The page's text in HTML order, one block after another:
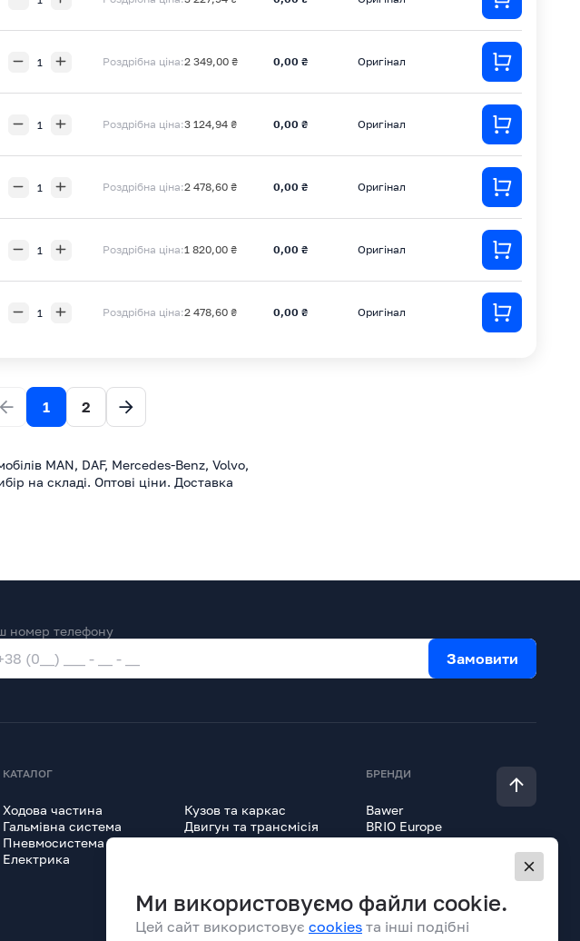
Роздрібна ціна:2 349,00 ₴ 0,00 ₴ Оригінал
Роздрібна ціна:3 124,94 ₴ 0,00 ₴ Оригінал
Роздрібна ціна:2 478,60 ₴ 0,00 ₴ Оригінал
Роздрібна ціна:1 820,00 ₴ 0,00 ₴ Оригінал
Роздрібна ціна:2 478,60 ₴ 0,00 ₴ Оригінал
1 2
MAN, DAF, Mercedes-Benz, Volvo,
на складі. Оптові ціни. Доставка
номер телефону
Замовити
КАТАЛОГ
Ходова частина
Гальмівна система
Пневмосистема
Електрика
Кузов та каркас
Двигун та трансмісія
Гідравліка
БРЕНДИ
Bawer
BRIO Europe
Erich Jaeger
Orex
Parlok
Pemco
Ми використовуємо файли cookie.
Цей сайт використовує cookies та інші подібні